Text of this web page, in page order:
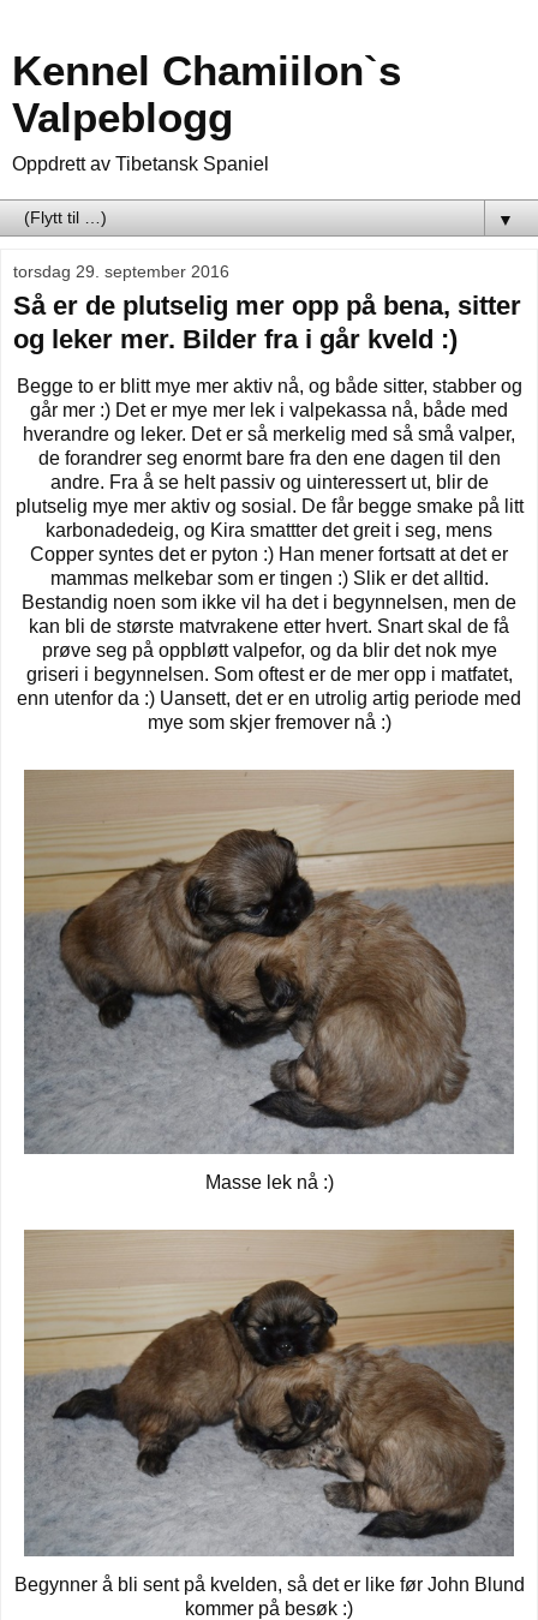
Kennel Chamiilon`s
Valpeblogg
Oppdrett av Tibetansk Spaniel
▼
torsdag 29. september 2016
Så er de plutselig mer opp på bena, sitter
og leker mer. Bilder fra i går kveld :)
Begge to er blitt mye mer aktiv nå, og både sitter, stabber og
går mer :) Det er mye mer lek i valpekassa nå, både med
hverandre og leker. Det er så merkelig med så små valper,
de forandrer seg enormt bare fra den ene dagen til den
andre. Fra å se helt passiv og uinteressert ut, blir de
plutselig mye mer aktiv og sosial. De får begge smake på litt
karbonadedeig, og Kira smattter det greit i seg, mens
Copper syntes det er pyton :) Han mener fortsatt at det er
mammas melkebar som er tingen :) Slik er det alltid.
Bestandig noen som ikke vil ha det i begynnelsen, men de
kan bli de største matvrakene etter hvert. Snart skal de få
prøve seg på oppbløtt valpefor, og da blir det nok mye
griseri i begynnelsen. Som oftest er de mer opp i matfatet,
enn utenfor da :) Uansett, det er en utrolig artig periode med
mye som skjer fremover nå :)
Masse lek nå :)
Begynner å bli sent på kvelden, så det er like før John Blund
kommer på besøk :)